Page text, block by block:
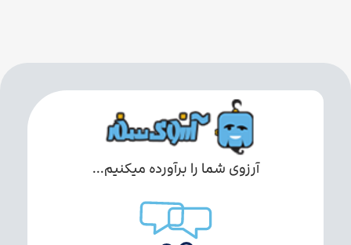
آرزوی شما را برآورده میکنیم...